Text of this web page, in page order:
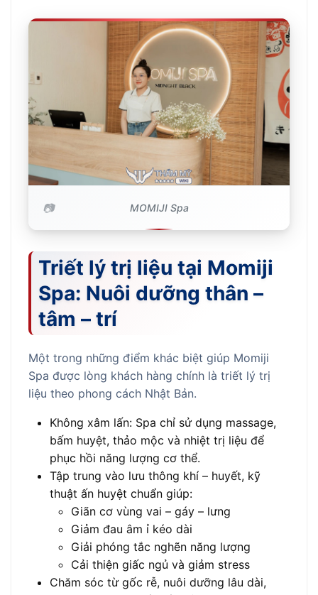
MOMIJI Spa
Triết lý trị liệu tại Momiji
Spa: Nuôi dưỡng thân –
tâm – trí
Một trong những điểm khác biệt giúp Momiji
Spa được lòng khách hàng chính là triết lý trị
liệu theo phong cách Nhật Bản.
Không xâm lấn: Spa chỉ sử dụng massage,
bấm huyệt, thảo mộc và nhiệt trị liệu để
phục hồi năng lượng cơ thể.
Tập trung vào lưu thông khí – huyết, kỹ
thuật ấn huyệt chuẩn giúp:
Giãn cơ vùng vai – gáy – lưng
Giảm đau âm ỉ kéo dài
Giải phóng tắc nghẽn năng lượng
Cải thiện giấc ngủ và giảm stress
Chăm sóc từ gốc rễ, nuôi dưỡng lâu dài,